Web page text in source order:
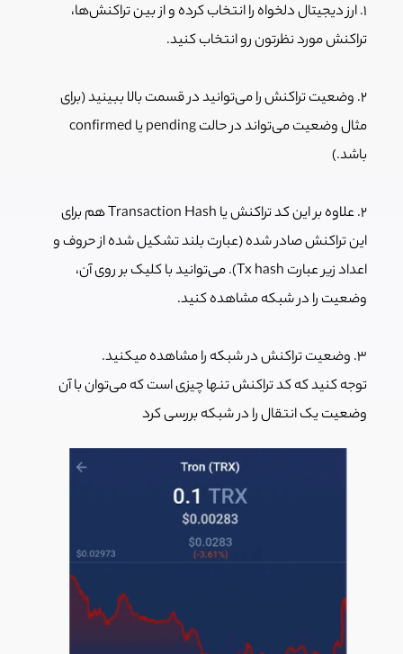
۱. ارز دیجیتال دلخواه را انتخاب کرده و از بین تراکنش‌ها،
تراکنش مورد نظرتون رو انتخاب کنید.
۲. وضعیت تراکنش را می‌توانید در قسمت بالا ببینید (برای
مثال وضعیت می‌تواند در حالت pending یا confirmed
باشد.)
۲. علاوه بر این کد تراکنش یا Transaction Hash هم برای
این تراکنش صادر شده (عبارت بلند تشکیل شده از حروف و
اعداد زیر عبارت Tx hash). می‌توانید با کلیک بر روی آن،
وضعیت را در شبکه مشاهده کنید.
۳. وضعیت تراکنش در شبکه را مشاهده میکنید.
توجه کنید که کد تراکنش تنها چیزی است که می‌توان با آن
وضعیت یک انتقال را در شبکه بررسی کرد